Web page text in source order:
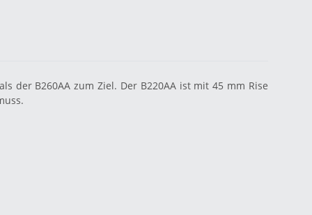
der B260AA zum Ziel. Der B220AA ist mit 45 mm Rise